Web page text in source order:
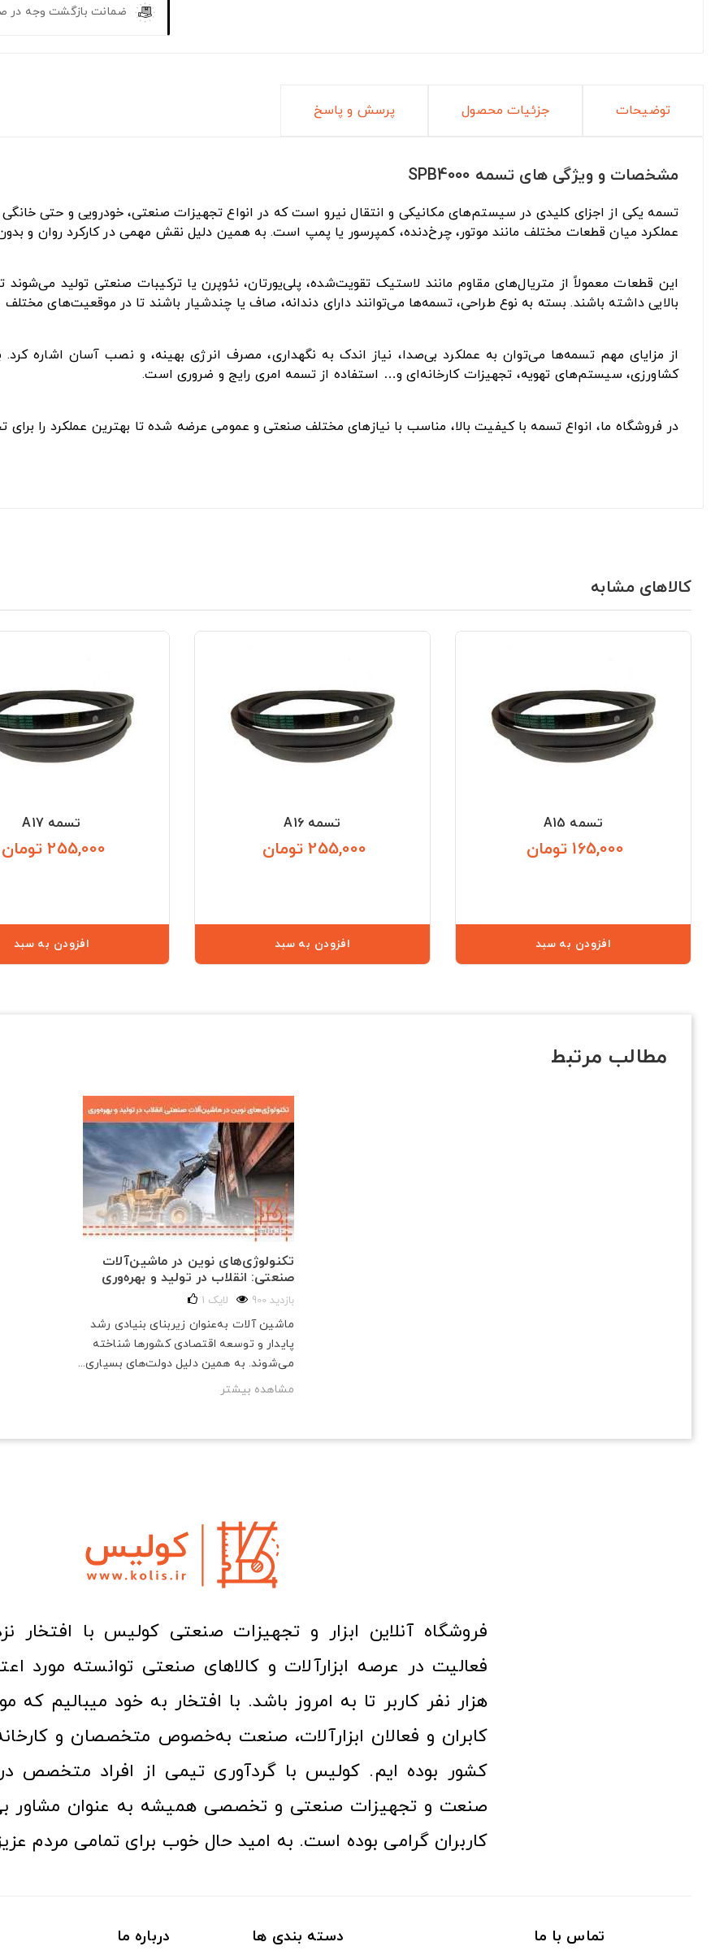
ضمانت بازگشت وجه در
توضیحات جزئیات محصول پرسش و پاسخ
مشخصات و ویژگی های تسمه SPB4000
تسمه یکی از اجزای کلیدی در سیستم‌های مکانیکی و انتقال نیرو است که در انواع تجهیزات صنعتی، خودرویی و حتی
عملکرد میان قطعات مختلف مانند موتور، چرخ‌دنده، کمپرسور یا پمپ است. به همین دلیل نقش مهمی در کارکرد روان و
این قطعات معمولاً از متریال‌های مقاوم مانند لاستیک تقویت‌شده، پلی‌یورتان، نئوپرن یا ترکیبات صنعتی تولید
بالایی داشته باشند. بسته به نوع طراحی، تسمه‌ها می‌توانند دارای دندانه، صاف یا چندشیار باشند تا در موقعیت‌های مختلف
از مزایای مهم تسمه‌ها می‌توان به عملکرد بی‌صدا، نیاز اندک به نگهداری، مصرف انرژی بهینه، و نصب آسان اشاره
کشاورزی، سیستم‌های تهویه، تجهیزات کارخانه‌ای و… استفاده از تسمه امری رایج و ضروری است.
در فروشگاه ما، انواع تسمه با کیفیت بالا، مناسب با نیازهای مختلف صنعتی و عمومی عرضه شده تا بهترین عملکرد را برای
کالاهای مشابه
تسمه A15
165,000 تومان
افزودن به سبد
تسمه A16
255,000 تومان
افزودن به سبد
تسمه A17
255,000 تومان
افزودن به سبد
مطالب مرتبط
تکنولوژی‌های نوین در ماشین‌آلات
صنعتی: انقلاب در تولید و بهره‌وری
900 بازدید 1 لایک
ماشین آلات به‌عنوان زیربنای بنیادی رشد
پایدار و توسعه اقتصادی کشورها شناخته
می‌شوند. به همین دلیل دولت‌های بسیاری...
مشاهده بیشتر
هزار نفر کاربر تا به امروز باشد. با افتخار به خود میبالیم که
کابران و فعالان ابزارآلات، صنعت به‌خصوص متخصصان و
کشور بوده ایم. کولیس با گردآوری تیمی از افراد متخصص در
صنعت و تجهیزات صنعتی و تخصصی همیشه به عنوان مشاور
کاربران گرامی بوده است. به امید حال خوب برای تمامی مردم
تماس با ما دسته بندی ها درباره ما